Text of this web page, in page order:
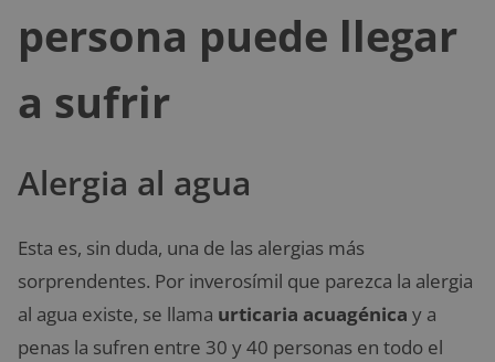
persona puede llegar
a sufrir
Alergia al agua
Esta es, sin duda, una de las alergias más
sorprendentes. Por inverosímil que parezca la alergia
al agua existe, se llama urticaria acuagénica y a
penas la sufren entre 30 y 40 personas en todo el